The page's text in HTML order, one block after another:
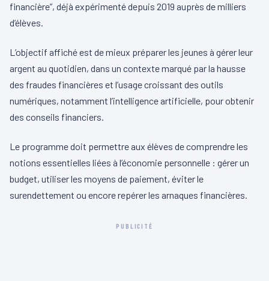
financière”, déjà expérimenté depuis 2019 auprès de milliers
d’élèves.
L’objectif affiché est de mieux préparer les jeunes à gérer leur
argent au quotidien, dans un contexte marqué par la hausse
des fraudes financières et l’usage croissant des outils
numériques, notamment l’intelligence artificielle, pour obtenir
des conseils financiers.
Le programme doit permettre aux élèves de comprendre les
notions essentielles liées à l’économie personnelle : gérer un
budget, utiliser les moyens de paiement, éviter le
surendettement ou encore repérer les arnaques financières.
PUBLICITÉ